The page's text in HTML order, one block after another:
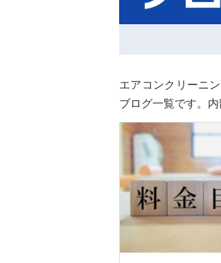
エアコンクリーニ
ブログ一覧です。